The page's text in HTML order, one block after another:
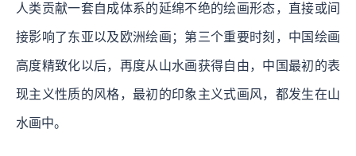
人类贡献一套自成体系的延绵不绝的绘画形态，直接或间
接影响了东亚以及欧洲绘画；第三个重要时刻，中国绘画
高度精致化以后，再度从山水画获得自由，中国最初的表
现主义性质的风格，最初的印象主义式画风，都发生在山
水画中。